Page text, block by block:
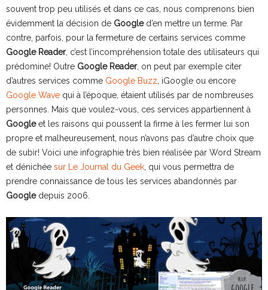
souvent trop peu utilisés et dans ce cas, nous comprenons bien
évidemment la décision de Googled’en mettre un terme. Par
contre, parfois, pour la fermeture de certains services comme
Google Reader, c’est l’incompréhension totale des utilisateurs qui
prédomine! Outre Google Reader, on peut par exemple citer
d’autres services comme Google Buzz , iGoogle ou encore
Google Wave qui à l’époque, étaient utilisés par de nombreuses
personnes. Mais que voulez-vous, ces services appartiennent à
Googleet les raisons qui poussent la firme à les fermer lui son
propre et malheureusement, nous n’avons pas d’autre choix que
de subir! Voici une infographie très bien réalisée par Word Stream
et dénichée sur Le Journal du Geek , qui vous permettra de
prendre connaissance de tous les services abandonnés par
Googledepuis 2006.